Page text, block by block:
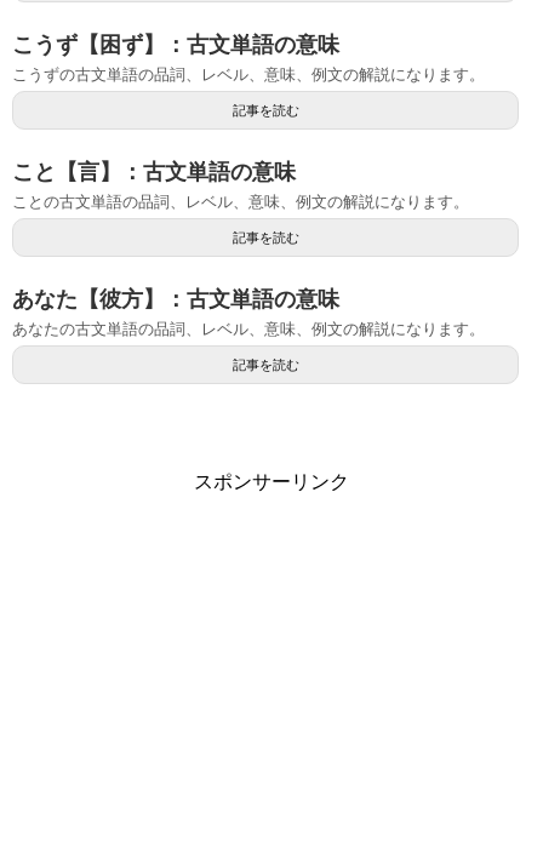
こうず【困ず】：古文単語の意味
こうずの古文単語の品詞、レベル、意味、例文の解説になります。
記事を読む
こと【言】：古文単語の意味
ことの古文単語の品詞、レベル、意味、例文の解説になります。
記事を読む
あなた【彼方】：古文単語の意味
あなたの古文単語の品詞、レベル、意味、例文の解説になります。
記事を読む
スポンサーリンク